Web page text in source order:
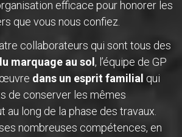
efficace pour honorer les
que vous nous confiez.
collaborateurs qui sont tous des
marquage au sol , l’équipe de GP
dans un esprit familial qui
de conserver les mêmes
au long de la phase des travaux.
nombreuses compétences, en